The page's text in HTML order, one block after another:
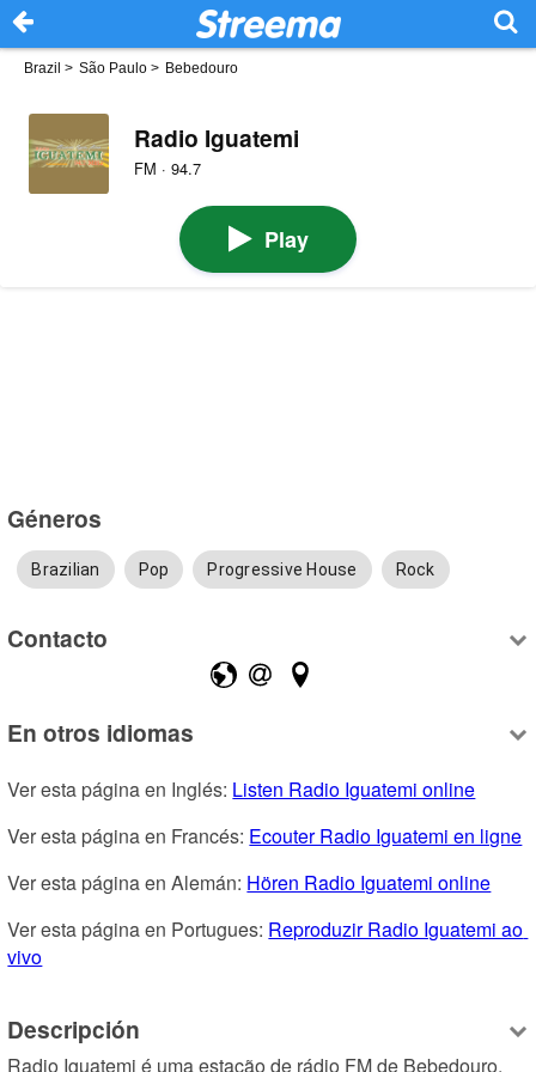
Brazil > São Paulo > Bebedouro
Radio Iguatemi
FM · 94.7
Play
Géneros
Brazilian Pop Progressive House Rock
Contacto
En otros idiomas
Ver esta página en Inglés: Listen Radio Iguatemi online
Ver esta página en Francés: Ecouter Radio Iguatemi en ligne
Ver esta página en Alemán: Hören Radio Iguatemi online
Ver esta página en Portugues: Reproduzir Radio Iguatemi ao
vivo
Descripción
Radio Iguatemi é uma estação de rádio FM de Bebedouro,